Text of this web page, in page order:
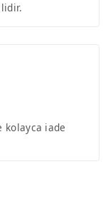
kolayca iade